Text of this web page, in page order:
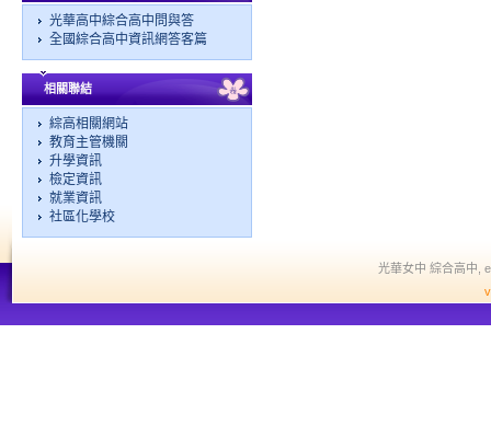
光華高中綜合高中問與答
全國綜合高中資訊網答客篇
相關聯結
綜高相關網站
教育主管機關
升學資訊
檢定資訊
就業資訊
社區化學校
光華女中 綜合高中,